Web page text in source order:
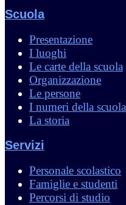
Scuola
Presentazione
I luoghi
Le carte della scuola
Organizzazione
Le persone
I numeri della scuola
La storia
Servizi
Personale scolastico
Famiglie e studenti
Percorsi di studio